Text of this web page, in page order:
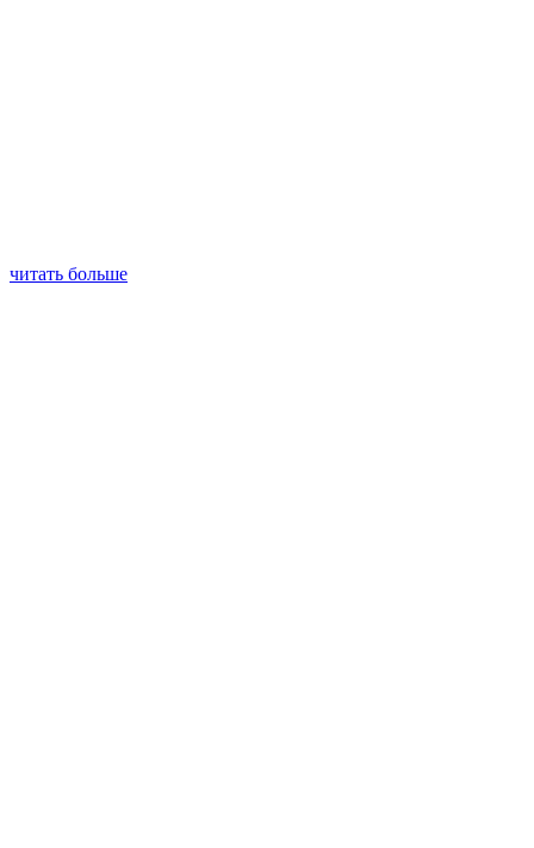
читать больше